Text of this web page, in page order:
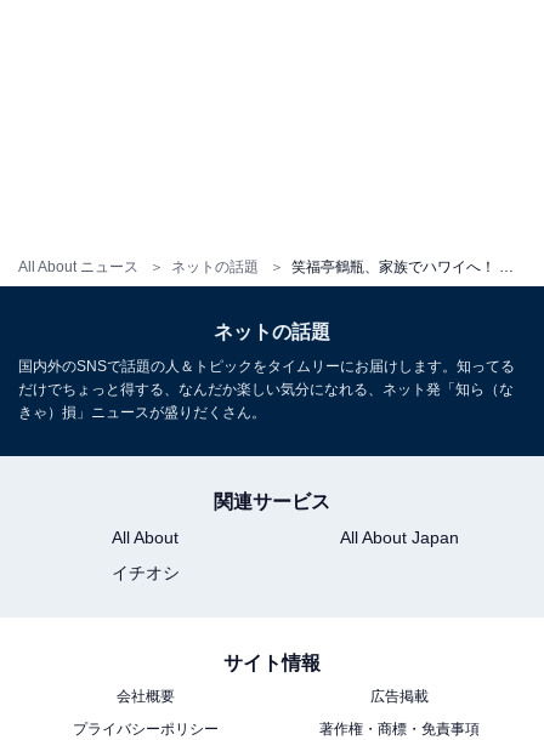
All About ニュース ネットの話題
ネットの話題
国内外のSNSで話題の人＆トピックをタイムリーにお届けします。知ってる
だけでちょっと得する、なんだか楽しい気分になれる、ネット発「知ら（な
きゃ）損」ニュースが盛りだくさん。
関連サービス
All About
All About Japan
イチオシ
サイト情報
会社概要
広告掲載
プライバシーポリシー
著作権・商標・免責事項